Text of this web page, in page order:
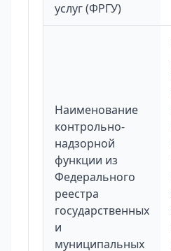
услуг (ФРГУ)
Наименование
контрольно-
надзорной
функции из
Федерального
реестра
государственных
и
муниципальных